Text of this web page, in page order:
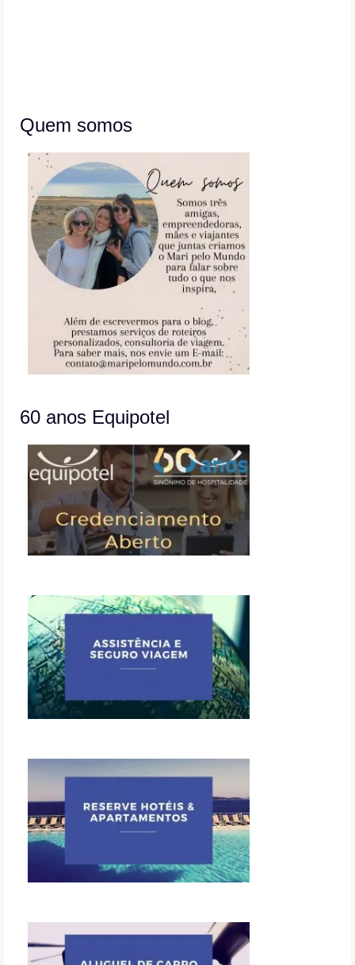
Quem somos
60 anos Equipotel